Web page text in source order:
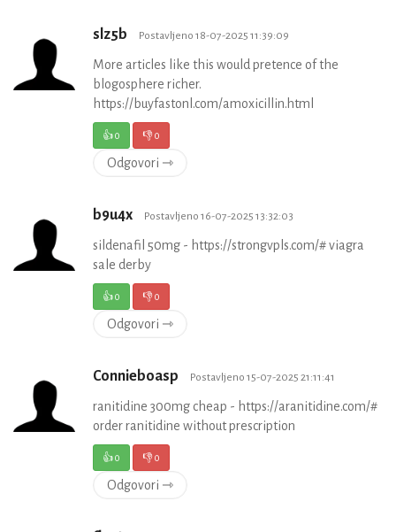
slz5b Postavljeno 18-07-2025 11:39:09
More articles like this would pretence of the
blogosphere richer.
https://buyfastonl.com/amoxicillin.html
👍0 👎0
Odgovori ⇾
b9u4x Postavljeno 16-07-2025 13:32:03
sildenafil 50mg - https://strongvpls.com/# viagra
sale derby
👍0 👎0
Odgovori ⇾
Connieboasp Postavljeno 15-07-2025 21:11:41
ranitidine 300mg cheap - https://aranitidine.com/#
order ranitidine without prescription
👍0 👎0
Odgovori ⇾